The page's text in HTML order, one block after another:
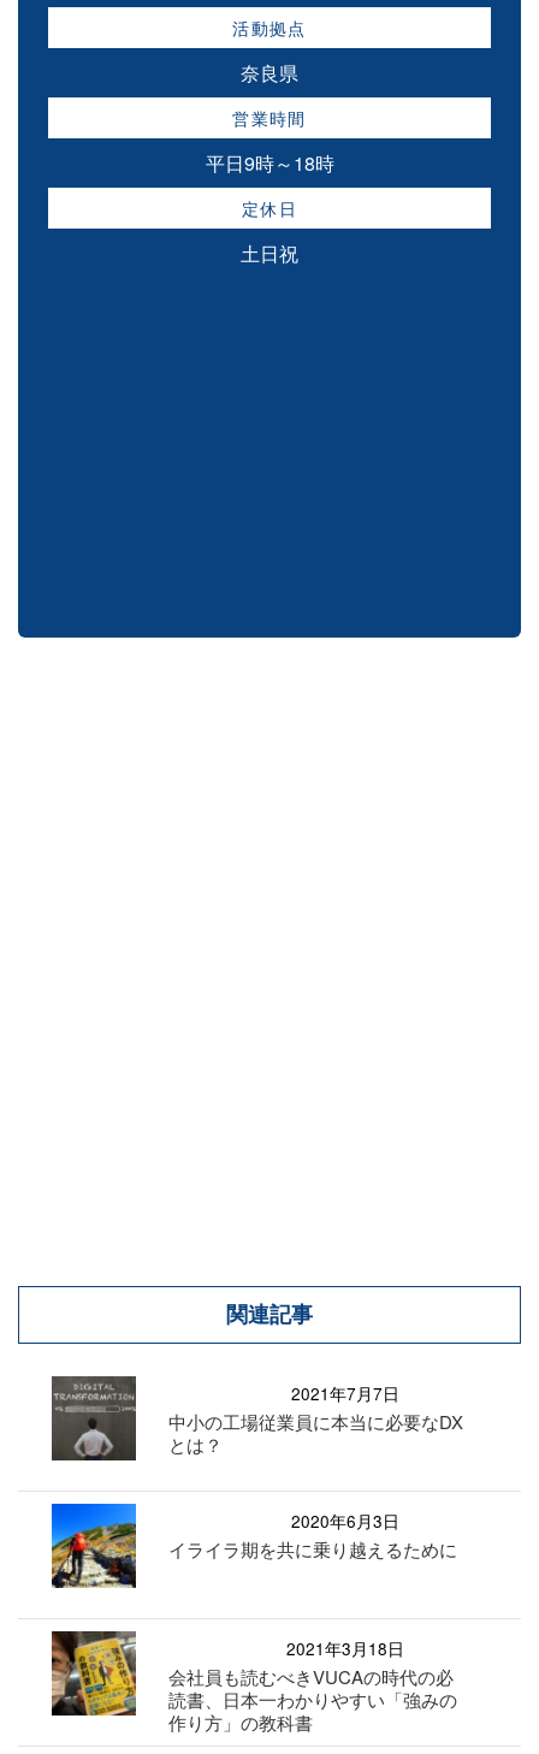
活動拠点
奈良県
営業時間
平日9時～18時
定休日
土日祝
関連記事
2021年7月7日
中小の工場従業員に本当に必要なDX
とは？
2020年6月3日
イライラ期を共に乗り越えるために
2021年3月18日
会社員も読むべきVUCAの時代の必
読書、日本一わかりやすい「強みの
作り方」の教科書